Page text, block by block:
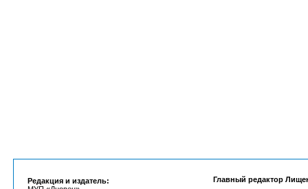
Редакция и издатель:
Главный редактор